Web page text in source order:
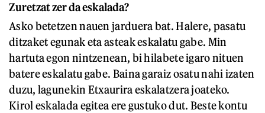
Zuretzat zer da eskalada?
Asko betetzen nauen jarduera bat. Halere, pasatu
ditzaket egunak eta asteak eskalatu gabe. Min
hartuta egon nintzenean, bi hilabete igaro nituen
batere eskalatu gabe. Baina garaiz osatu nahi izaten
duzu, lagunekin Etxaurira eskalatzera joateko.
Kirol eskalada egitea ere gustuko dut. Beste kontu